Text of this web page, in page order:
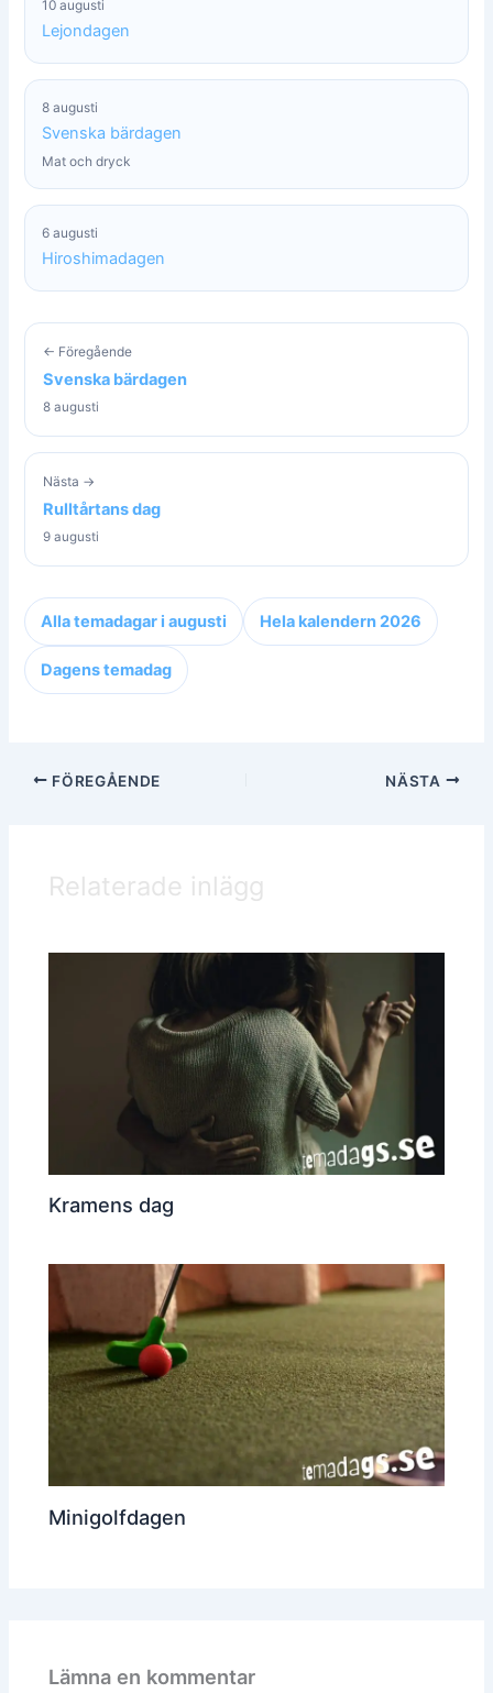
10 augusti
Lejondagen
8 augusti
Svenska bärdagen
Mat och dryck
6 augusti
Hiroshimadagen
← Föregående
Svenska bärdagen
8 augusti
Nästa →
Rulltårtans dag
9 augusti
Alla temadagar i augusti Hela kalendern 2026
Dagens temadag
FÖREGÅENDE NÄSTA
Relaterade inlägg
Kramens dag
Minigolfdagen
Lämna en kommentar